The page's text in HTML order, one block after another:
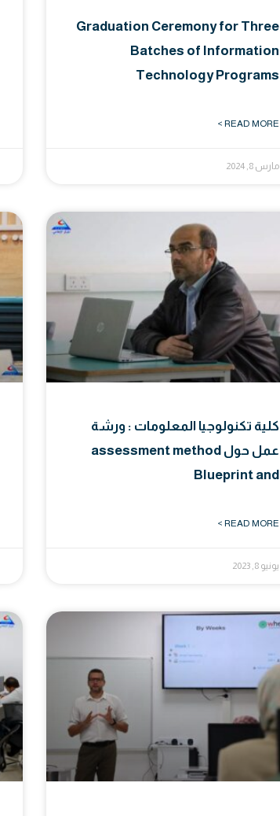
Graduation Ceremony for Three
Batches of Information
Technology Programs
READ MORE >
مارس 8, 2024
كلية تكنولوجيا المعلومات : ورشة
عمل حول assessment method
Blueprint and
READ MORE >
يونيو 8, 2023